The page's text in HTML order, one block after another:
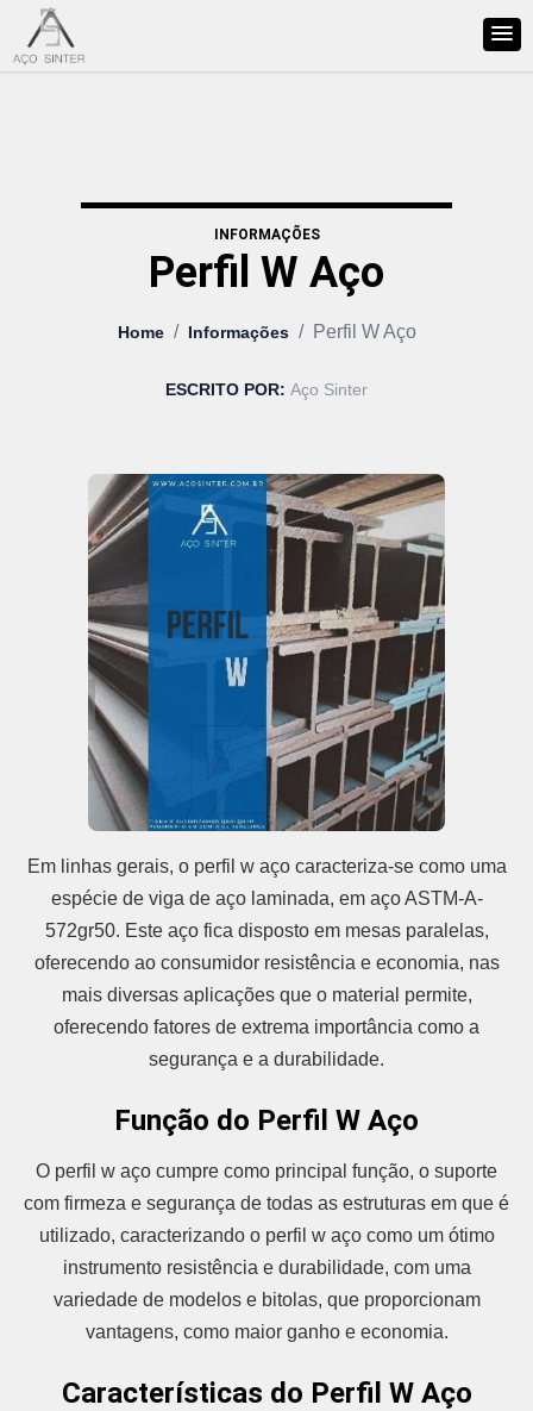
INFORMAÇÕES
Perfil W Aço
Home / Informações / Perfil W Aço
ESCRITO POR: Aço Sinter
Em linhas gerais, o perfil w aço caracteriza-se como uma
espécie de viga de aço laminada, em aço ASTM-A-
572gr50. Este aço fica disposto em mesas paralelas,
oferecendo ao consumidor resistência e economia, nas
mais diversas aplicações que o material permite,
oferecendo fatores de extrema importância como a
segurança e a durabilidade.
Função do Perfil W Aço
O perfil w aço cumpre como principal função, o suporte
com firmeza e segurança de todas as estruturas em que é
utilizado, caracterizando o perfil w aço como um ótimo
instrumento resistência e durabilidade, com uma
variedade de modelos e bitolas, que proporcionam
vantagens, como maior ganho e economia.
Características do Perfil W Aço